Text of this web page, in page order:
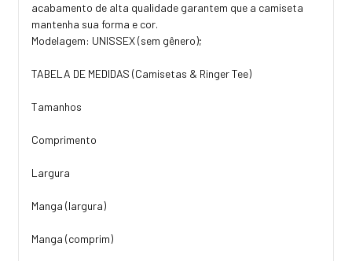
acabamento de alta qualidade garantem que a camiseta
mantenha sua forma e cor.
Modelagem: UNISSEX (sem gênero);
TABELA DE MEDIDAS (Camisetas & Ringer Tee)
Tamanhos
Comprimento
Largura
Manga (largura)
Manga (comprim)